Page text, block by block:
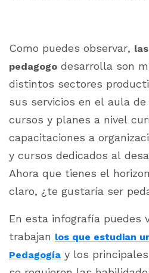
Como puedes observar,
pedagogo desarrolla son
distintos sectores
sus servicios en el aula
cursos y planes a nivel
capacitaciones a
y cursos dedicados al
Ahora que tienes el
claro, ¿te gustaría ser
En esta infografía puedes
trabajan los que estudian
Pedagogía y los